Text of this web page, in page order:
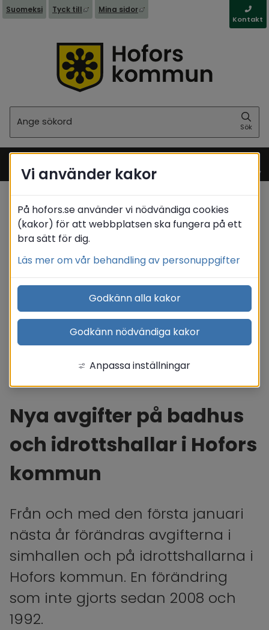
Suomeksi Tyck till Länk till annan webbplats, öppnas i nytt
Mina sidor Länk till annan webbplats,
Kontakt
Sök
Meny
Start
Translate
Nya avgifter på badhus
och idrottshallar i Hofors
kommun
Från och med den första januari
nästa år förändras avgifterna i
simhallen och på idrottshallarna i
Hofors kommun. En förändring
som inte gjorts sedan 2008 och
1992.
Vi använder kakor
På hofors.se använder vi nödvändiga cookies
(kakor) för att webbplatsen ska fungera på ett
bra sätt för dig.
Läs mer om vår behandling av personuppgifter
Godkänn alla kakor
Godkänn nödvändiga kakor
Anpassa inställningar